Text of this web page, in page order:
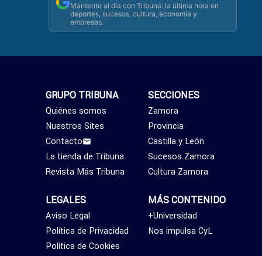
Mantente al día con Tribuna: la última hora en
deportes, sucesos, cultura, economía y
empresas.
SECCIONES
Zamora
Provincia
Castilla y León
Sucesos Zamora
Cultura Zamora
MÁS CONTENIDO
+Universidad
Nos impulsa CyL
GRUPO TRIBUNA
Quiénes somos
Nuestros Sites
Contacto
La tienda de Tribuna
Revista Más Tribuna
LEGALES
Aviso Legal
Política de Privacidad
Política de Cookies